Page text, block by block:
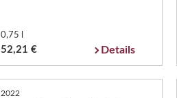
0,75 l
52,21 € Details
2022